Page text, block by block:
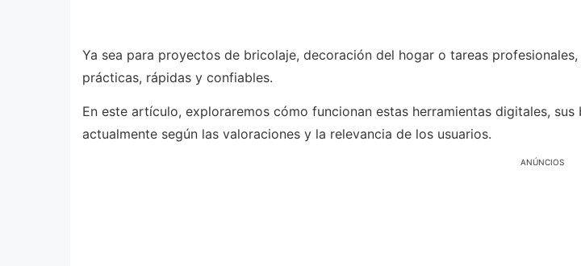
Ya sea para proyectos de bricolaje, decoración del hogar o tareas
prácticas, rápidas y confiables.
En este artículo, exploraremos cómo funcionan estas herramientas digitales, sus
actualmente según las valoraciones y la relevancia de los usuarios.
ANÚNCIOS